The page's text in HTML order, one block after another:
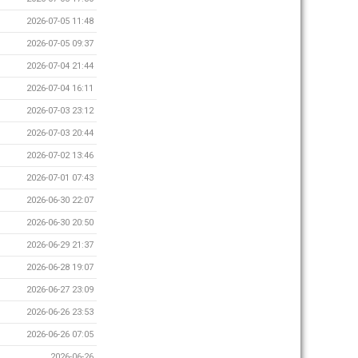
2026-07-05 11:48
2026-07-05 09:37
2026-07-04 21:44
2026-07-04 16:11
2026-07-03 23:12
2026-07-03 20:44
2026-07-02 13:46
2026-07-01 07:43
2026-06-30 22:07
2026-06-30 20:50
2026-06-29 21:37
2026-06-28 19:07
2026-06-27 23:09
2026-06-26 23:53
2026-06-26 07:05